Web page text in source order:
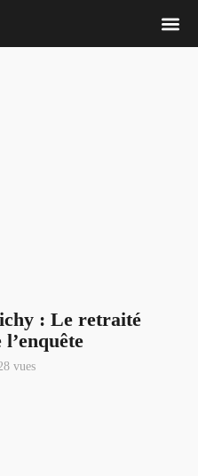
: Le retraité
vues